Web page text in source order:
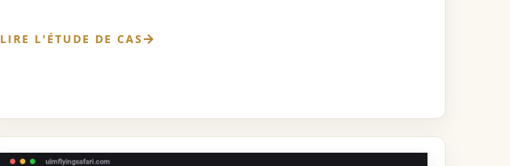
LIRE L'ÉTUDE DE CAS